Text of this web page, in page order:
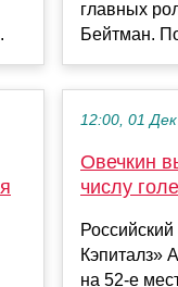
главных
Бейтман.
12:00, 01 Дек
Овечкин
числу
Кэпиталз»
на 52‑е